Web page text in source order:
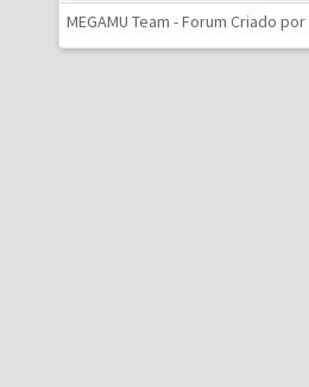
MEGAMU Team - Forum Criado por